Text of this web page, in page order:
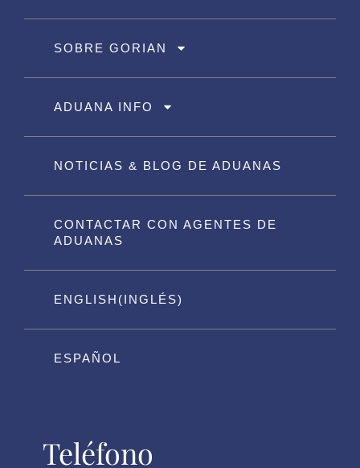
SOBRE GORIAN
ADUANA INFO
NOTICIAS & BLOG DE ADUANAS
CONTACTAR CON AGENTES DE
ADUANAS
ENGLISH (INGLÉS)
ESPAÑOL
Teléfono